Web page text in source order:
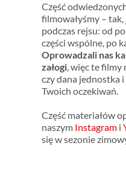
Część
filmowałyśmy –
podczas rejsu: od
części wspólne, po
Oprowadzali nas
załogi, więc te filmy
czy dana jednostka i
Twoich oczekiwań.
Część materiałów
naszym Instagrami
się w sezonie